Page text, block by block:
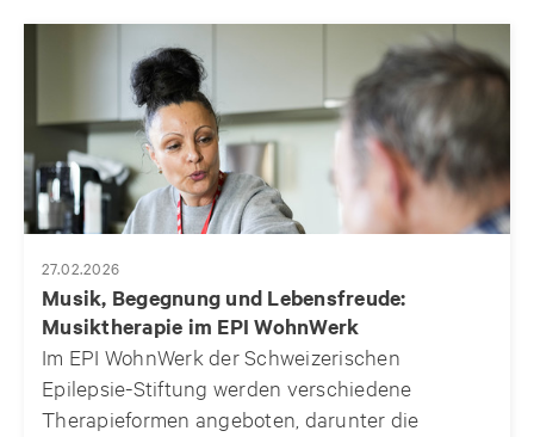
27.02.2026
Musik, Begegnung und Lebensfreude:
Musiktherapie im EPI WohnWerk
Im EPI WohnWerk der Schweizerischen
Epilepsie-Stiftung werden verschiedene
Therapieformen angeboten, darunter die